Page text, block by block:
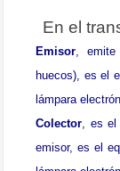
En el
Emisor, emite
huecos), es el
lámpara
Colector, es el
emisor, es el